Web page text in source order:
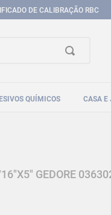
DE CALIBRAÇÃO RBC
QUÍMICOS CASA E
GEDORE